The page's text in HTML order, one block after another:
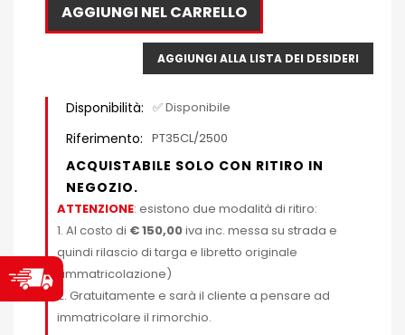
AGGIUNGI NEL CARRELLO
AGGIUNGI ALLA LISTA DEI DESIDERI
Disponibilità: ✅ Disponibile
Riferimento: PT35CL/2500
ACQUISTABILE SOLO CON RITIRO IN
NEGOZIO.
ATTENZIONE: esistono due modalità di ritiro:
1. Al costo di € 150,00iva inc. messa su strada e
quindi rilascio di targa e libretto originale
(immatricolazione)
2. Gratuitamente e sarà il cliente a pensare ad
immatricolare il rimorchio.